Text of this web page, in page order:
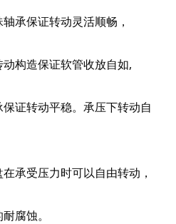
承保证转动灵活顺畅，
构造保证软管收放自如,
证转动平稳。承压下转动自
承受压力时可以自由转动，
腐蚀。